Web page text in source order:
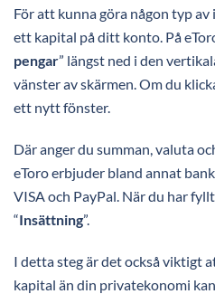
För att kunna göra någon typ
ett kapital på ditt konto. På
pengar” längst ned i den
vänster av skärmen. Om du
ett nytt fönster.
Där anger du summan, valuta
eToro erbjuder bland annat
VISA och PayPal. När du har
“Insättning”.
I detta steg är det också viktigt
kapital än din privatekonomi